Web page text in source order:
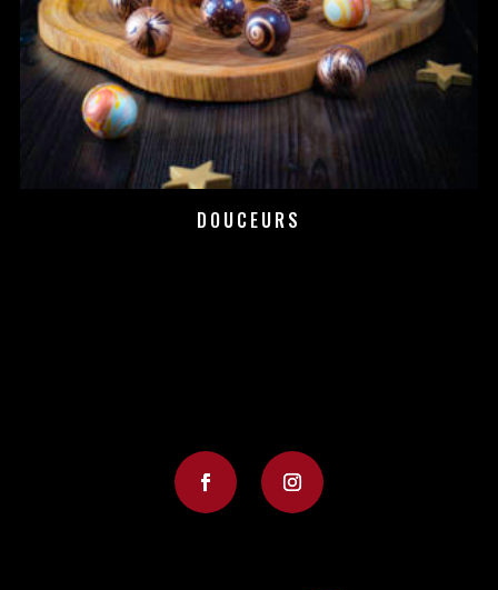
DOUCEURS